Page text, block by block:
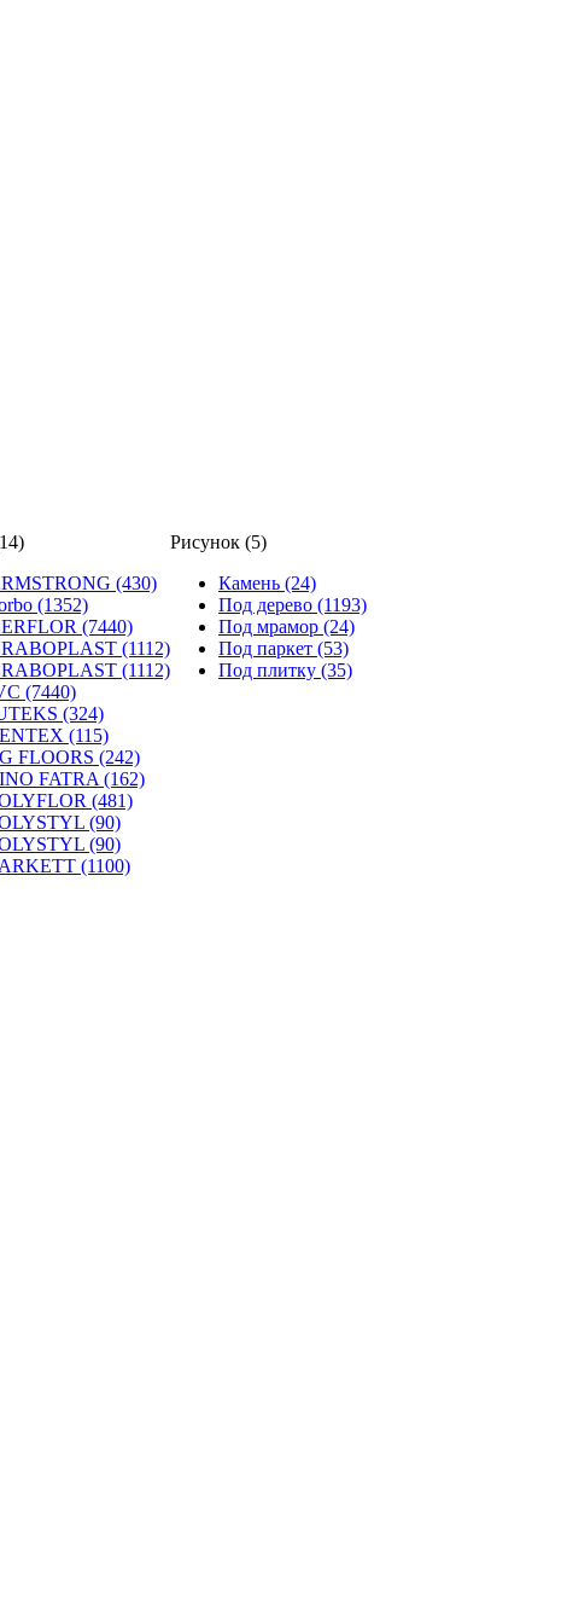
(430)
(1352)
(7440)
(1112)
(1112)
(7440)
(324)
(115)
FLOORS (242)
FATRA (162)
(481)
(90)
(90)
(1100)
Рисунок (5)
Камень (24)
Под дерево (1193)
Под мрамор (24)
Под паркет (53)
Под плитку (35)